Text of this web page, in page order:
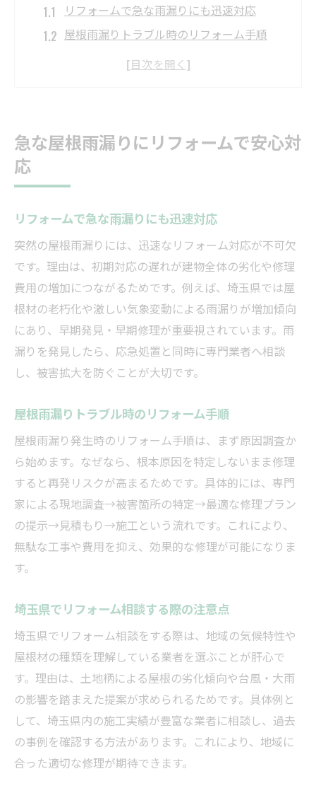
リフォームで急な雨漏りにも迅速対応
屋根雨漏りトラブル時のリフォーム手順
埼玉県でリフォーム相談する際の注意点
埼玉県で屋根の雨漏り修理費用を見極める
埼玉県で信頼できる費用相場の調べ方
リフォーム費用を抑えるための工夫とは
屋根工事とリフォームの価格比較のコツ
費用と品質のバランスを重視した選び方
リフォームによる雨漏り対策の実践知識
リフォームでできる屋根雨漏り対策法
雨漏り防止のためのリフォーム実践例
屋根工事とリフォームの組み合わせ活用法
リフォーム相談時に確認すべき対策ポイン
ト
埼玉県の屋根雨漏り最新リフォーム事例
火災保険を活用した修理費用の抑え方
火災保険とリフォーム費用負担軽減の関係
れ
火災保険申請時のリフォーム業者への依頼
方法
リフォーム費用を下げる火災保険利用の注
意点
火災保険利用でトラブルを防ぐリフォーム
術
雨漏り原因特定で納得のリフォーム選び
急な屋根雨漏りにリフォームで安心対
応
リフォームで急な雨漏りにも迅速対応
突然の屋根雨漏りには、迅速なリフォーム対応が不可欠
です。理由は、初期対応の遅れが建物全体の劣化や修理
費用の増加につながるためです。例えば、埼玉県では屋
根材の老朽化や激しい気象変動による雨漏りが増加傾向
にあり、早期発見・早期修理が重要視されています。雨
漏りを発見したら、応急処置と同時に専門業者へ相談
し、被害拡大を防ぐことが大切です。
屋根雨漏りトラブル時のリフォーム手順
屋根雨漏り発生時のリフォーム手順は、まず原因調査か
ら始めます。なぜなら、根本原因を特定しないまま修理
すると再発リスクが高まるためです。具体的には、専門
家による現地調査→被害箇所の特定→最適な修理プラン
の提示→見積もり→施工という流れです。これにより、
無駄な工事や費用を抑え、効果的な修理が可能になりま
す。
埼玉県でリフォーム相談する際の注意点
埼玉県でリフォーム相談をする際は、地域の気候特性や
屋根材の種類を理解している業者を選ぶことが肝心で
す。理由は、土地柄による屋根の劣化傾向や台風・大雨
の影響を踏まえた提案が求められるためです。具体例と
して、埼玉県内の施工実績が豊富な業者に相談し、過去
の事例を確認する方法があります。これにより、地域に
合った適切な修理が期待できます。